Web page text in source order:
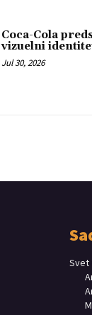
Coca-Cola
vizuelni
Jul 30, 2026
Svet